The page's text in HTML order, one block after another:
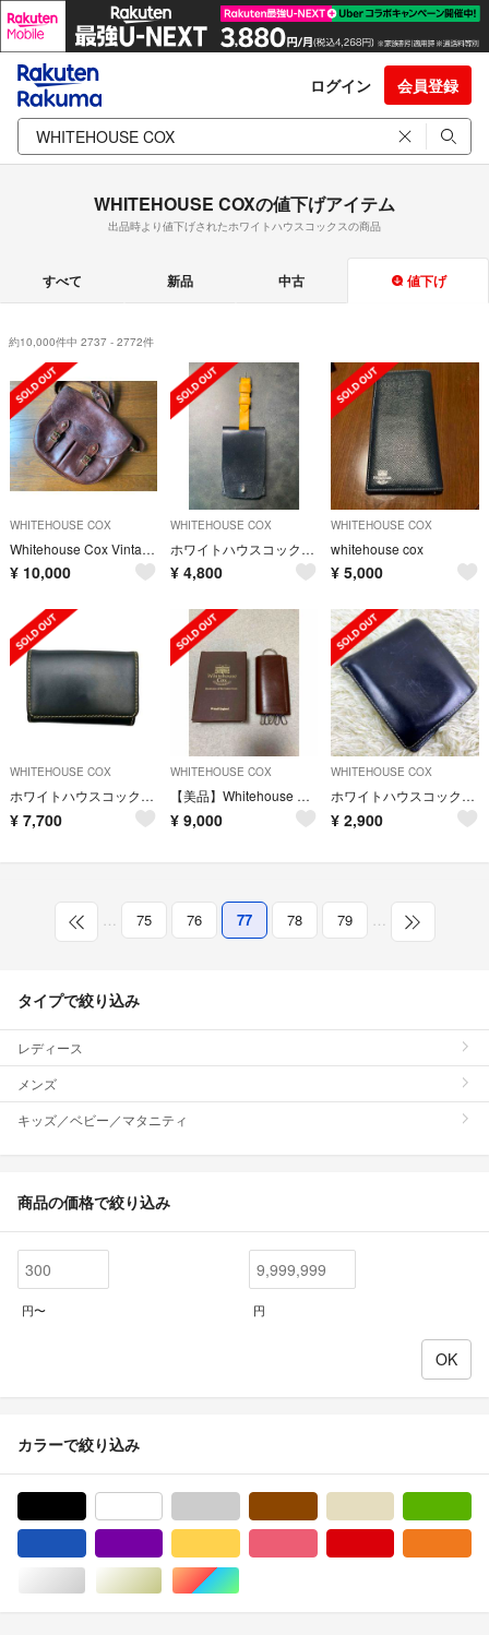
ログイン 会員登録
WHITEHOUSE COXの値下げアイテム
出品時より値下げされたホワイトハウスコックスの商品
すべて 新品 中古 値下げ
約10,000件中 2737 - 2772件
WHITEHOUSE COX
Whitehouse Cox Vintage BAG
¥ 10,000
WHITEHOUSE COX
ホワイトハウスコックス ラゲッジタグ Whitehouse Cox
¥ 4,800
WHITEHOUSE COX
whitehouse cox
¥ 5,000
WHITEHOUSE COX
ホワイトハウスコックス 財布 コインケース 小銭入れ 04-22103005
¥ 7,700
WHITEHOUSE COX
【美品】Whitehouse Cox
¥ 9,000
WHITEHOUSE COX
ホワイトハウスコックス 折り財布 ネイビー 直営店購入
¥ 2,900
… 75 76 77 78 79 …
タイプで絞り込み
レディース
メンズ
キッズ／ベビー／マタニティ
商品の価格で絞り込み
円〜 円
カラーで絞り込み
シルバー/銀色系ゴールド/金色系マルチカラー